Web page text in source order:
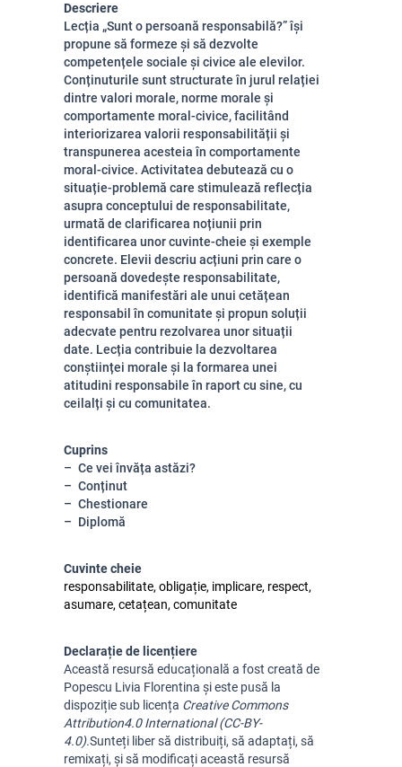
Descriere
Lecția „Sunt o persoană responsabilă?” își
propune să formeze și să dezvolte
competențele sociale și civice ale elevilor.
Conținuturile sunt structurate în jurul relației
dintre valori morale, norme morale și
comportamente moral-civice, facilitând
interiorizarea valorii responsabilității și
transpunerea acesteia în comportamente
moral-civice. Activitatea debutează cu o
situație-problemă care stimulează reflecția
asupra conceptului de responsabilitate,
urmată de clarificarea noțiunii prin
identificarea unor cuvinte-cheie și exemple
concrete. Elevii descriu acțiuni prin care o
persoană dovedește responsabilitate,
identifică manifestări ale unui cetățean
responsabil în comunitate și propun soluții
adecvate pentru rezolvarea unor situații
date. Lecția contribuie la dezvoltarea
conștiinței morale și la formarea unei
atitudini responsabile în raport cu sine, cu
ceilalți și cu comunitatea.
Cuprins
Ce vei învăța astăzi?
Conținut
Chestionare
Diplomă
Cuvinte cheie
responsabilitate, obligație, implicare, respect,
asumare, cetațean, comunitate
Declarație de licențiere
Această resursă educațională a fost creată de
Popescu Livia Florentina și este pusă la
dispoziție sub licența Creative Commons
Attribution4.0 International (CC-BY-
4.0).Sunteți liber să distribuiți, să adaptați, să
remixați, și să modificați această resursă